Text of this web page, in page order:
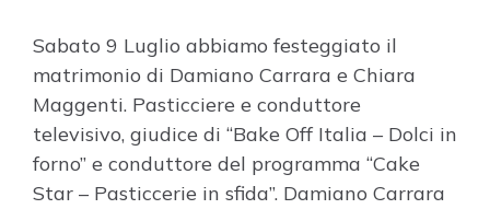
Sabato 9 Luglio abbiamo festeggiato il
matrimonio di Damiano Carrara e Chiara
Maggenti. Pasticciere e conduttore
televisivo, giudice di “Bake Off Italia – Dolci in
forno” e conduttore del programma “Cake
Star – Pasticcerie in sfida”. Damiano Carrara